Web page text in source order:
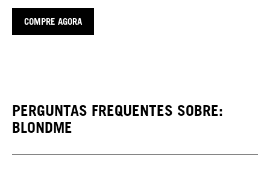
COMPRE AGORA
PERGUNTAS FREQUENTES SOBRE:
BLONDME